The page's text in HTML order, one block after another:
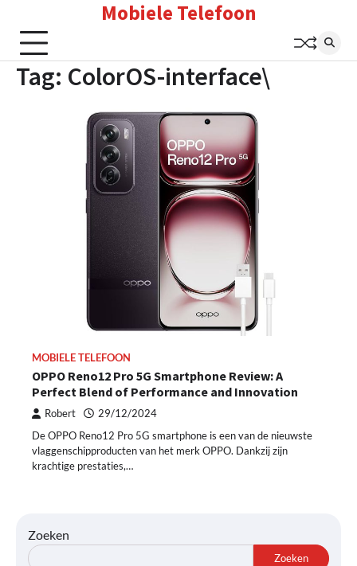
content
Mobiele Telefoon
Tag: ColorOS-interface\
MOBIELE TELEFOON
OPPO Reno12 Pro 5G Smartphone Review: A
Perfect Blend of Performance and Innovation
Robert 29/12/2024
De OPPO Reno12 Pro 5G smartphone is een van de nieuwste
vlaggenschipproducten van het merk OPPO. Dankzij zijn
krachtige prestaties,…
Zoeken
Zoeken